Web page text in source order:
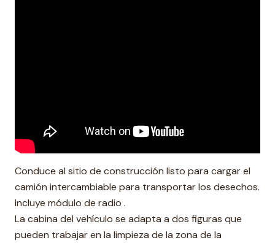
Conduce al sitio de construcción listo para cargar el
camión intercambiable para transportar los desechos.
Incluye módulo de radio .
La cabina del vehículo se adapta a dos figuras que
pueden trabajar en la limpieza de la zona de la